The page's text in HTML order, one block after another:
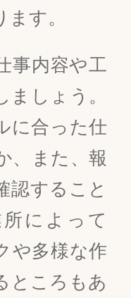
す。
事内容や工
しょう。
に合った仕
、また、報
認すること
によって
や多様な作
ところもあ